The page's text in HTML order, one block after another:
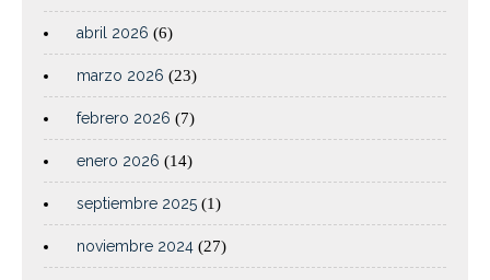
abril 2026 (6)
marzo 2026 (23)
febrero 2026 (7)
enero 2026 (14)
septiembre 2025 (1)
noviembre 2024 (27)